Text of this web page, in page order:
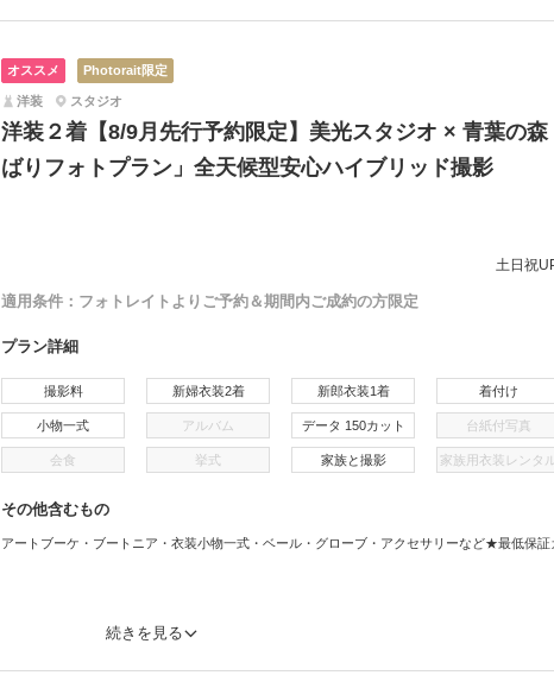
オススメ Photorait限定
洋装 スタジオ
洋装２着【8/9月先行予約限定】美光スタジオ × 青葉の森
ばりフォトプラン」全天候型安心ハイブリッド撮影
土日祝
適用条件： フォトレイトよりご予約＆期間内ご成約の方限定
プラン詳細
撮影料 新婦衣装2着 新郎衣装1着 着付け
小物一式 アルバム データ 150カット 台紙付写真
会食 挙式 家族と撮影 家族用衣装レンタ
その他含むもの
アートブーケ・ブートニア・衣装小物一式・ベール・グローブ・アクセサリーなど★最低保証
続きを見る